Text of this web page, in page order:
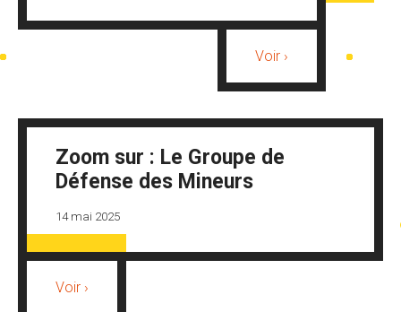
Voir ›
Zoom sur : Le Groupe de
Défense des Mineurs
14 mai 2025
Voir ›